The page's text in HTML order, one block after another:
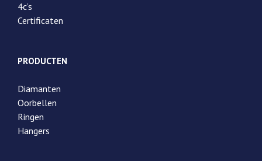
4c’s
Certificaten
PRODUCTEN
Diamanten
Oorbellen
Ringen
Hangers